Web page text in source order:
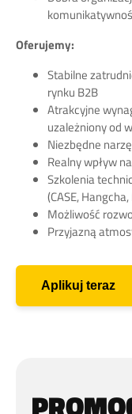
Oferujemy:
Stabilne
rynku B2B
Atrakcyjne
uzależniony od
Niezbędne
Realny wpływ
Szkolenia
(CASE,
Możliwość
Przyjazną
Aplikuj teraz